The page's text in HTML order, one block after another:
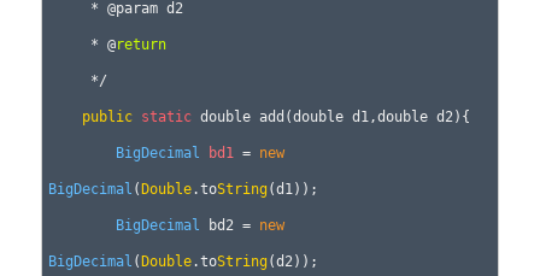
     * @
return
public static double add(double d1,double d2){
BigDecimal bd1 = new
BigDecimal (Double.toString (d1));
BigDecimal bd2 = new
BigDecimal (Double.toString (d2));